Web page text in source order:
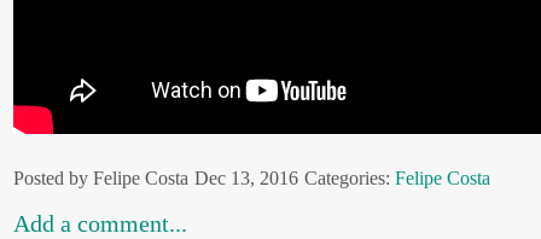
Posted by Felipe Costa Dec 13, 2016 Categories: Felipe Costa
Add a comment...